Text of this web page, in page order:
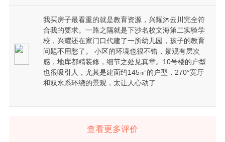
我买房子最看重的就是教育资源，兴耀沐云川完全符
合我的要求。一路之隔就是下沙名校文海第二实验学
校，兴耀还在家门口代建了一所幼儿园，孩子的教育
问题不用愁了。 小区的环境也很不错，景观有层次
感，地库都精装修，细节之处见真章。10号楼的户型
也很吸引人，尤其是建面约145㎡的户型，270°宽厅
和双水系环绕的景观，太让人心动了
查看更多评价